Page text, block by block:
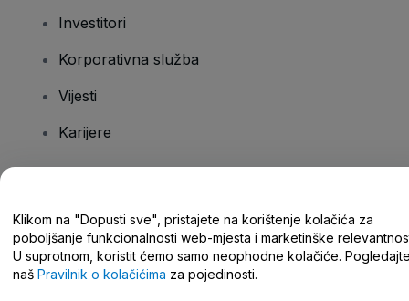
Investitori
Korporativna služba
Vijesti
Karijere
Centar za pomoć/kontaktirajte nas
Klikom na "Dopusti sve", pristajete na korištenje kolačića za
poboljšanje funkcionalnosti web-mjesta i marketinške
U suprotnom, koristit ćemo samo neophodne kolačiće.
naš Pravilnik o kolačićima za pojedinosti.